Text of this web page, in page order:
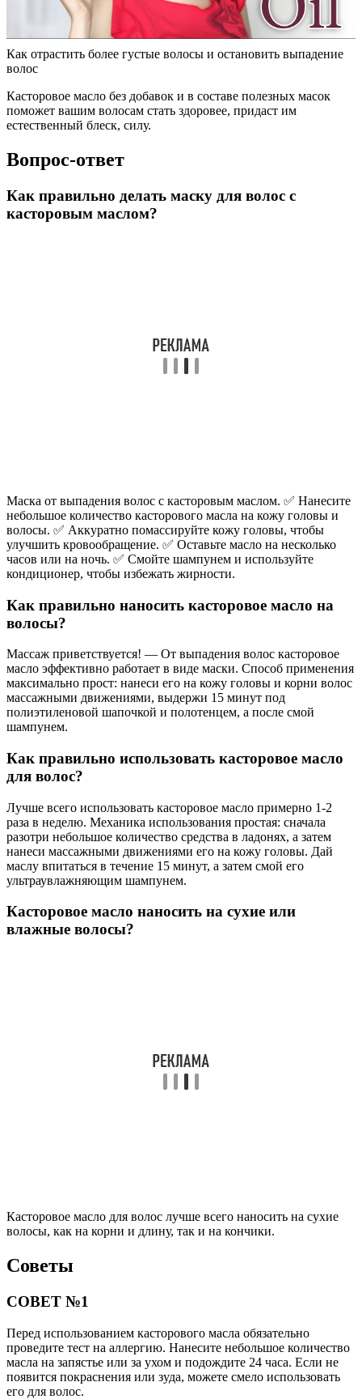
Как отрастить более густые волосы и остановить выпадение
волос
Касторовое масло без добавок и в составе полезных масок
поможет вашим волосам стать здоровее, придаст им
естественный блеск, силу.
Вопрос-ответ
Как правильно делать маску для волос с
касторовым маслом?
Маска от выпадения волос с касторовым маслом. ✅ Нанесите
небольшое количество касторового масла на кожу головы и
волосы. ✅ Аккуратно помассируйте кожу головы, чтобы
улучшить кровообращение. ✅ Оставьте масло на несколько
часов или на ночь. ✅ Смойте шампунем и используйте
кондиционер, чтобы избежать жирности.
Как правильно наносить касторовое масло на
волосы?
Массаж приветствуется! — От выпадения волос касторовое
масло эффективно работает в виде маски. Способ применения
максимально прост: нанеси его на кожу головы и корни волос
массажными движениями, выдержи 15 минут под
полиэтиленовой шапочкой и полотенцем, а после смой
шампунем.
Как правильно использовать касторовое масло
для волос?
Лучше всего использовать касторовое масло примерно 1-2
раза в неделю. Механика использования простая: сначала
разотри небольшое количество средства в ладонях, а затем
нанеси массажными движениями его на кожу головы. Дай
маслу впитаться в течение 15 минут, а затем смой его
ультраувлажняющим шампунем.
Касторовое масло наносить на сухие или
влажные волосы?
Касторовое масло для волос лучше всего наносить на сухие
волосы, как на корни и длину, так и на кончики.
Советы
СОВЕТ №1
Перед использованием касторового масла обязательно
проведите тест на аллергию. Нанесите небольшое количество
масла на запястье или за ухом и подождите 24 часа. Если не
появится покраснения или зуда, можете смело использовать
его для волос.